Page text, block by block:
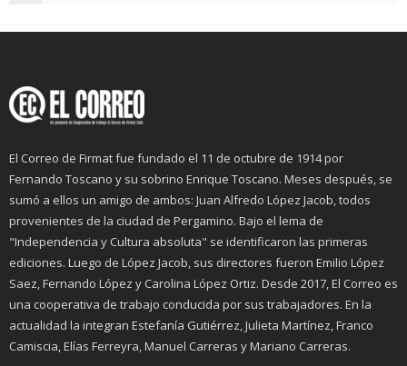
El Correo de Firmat fue fundado el 11 de octubre de 1914 por
Fernando Toscano y su sobrino Enrique Toscano. Meses después, se
sumó a ellos un amigo de ambos: Juan Alfredo López Jacob, todos
provenientes de la ciudad de Pergamino. Bajo el lema de
"Independencia y Cultura absoluta" se identificaron las primeras
ediciones. Luego de López Jacob, sus directores fueron Emilio López
Saez, Fernando López y Carolina López Ortiz. Desde 2017, El Correo es
una cooperativa de trabajo conducida por sus trabajadores. En la
actualidad la integran Estefanía Gutiérrez, Julieta Martínez, Franco
Camiscia, Elías Ferreyra, Manuel Carreras y Mariano Carreras.